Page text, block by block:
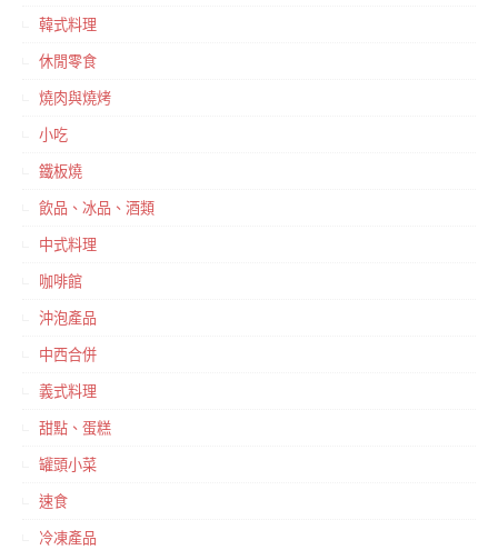
韓式料理
休閒零食
燒肉與燒烤
小吃
鐵板燒
飲品、冰品、酒類
中式料理
咖啡館
沖泡產品
中西合併
義式料理
甜點、蛋糕
罐頭小菜
速食
冷凍產品